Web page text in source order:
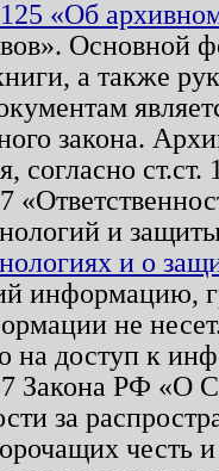
«Об
Основной
а также
закона.
согласно
и
и о
информацию,
не
на доступ к
Закона РФ «О
за
честь